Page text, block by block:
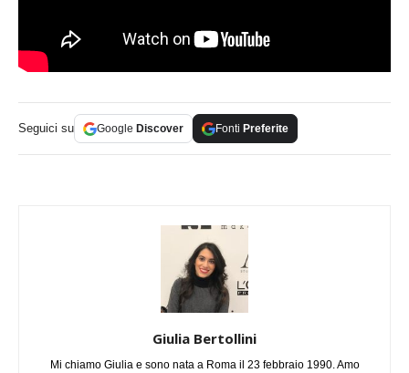
Seguici su Google Discover Fonti Preferite
Giulia Bertollini
Mi chiamo Giulia e sono nata a Roma il 23 febbraio 1990. Amo